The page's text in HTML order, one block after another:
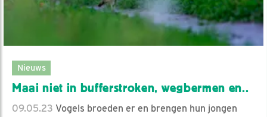
Nieuws
Maai niet in bufferstroken, wegbermen en..
09.05.23 Vogels broeden er en brengen hun jongen